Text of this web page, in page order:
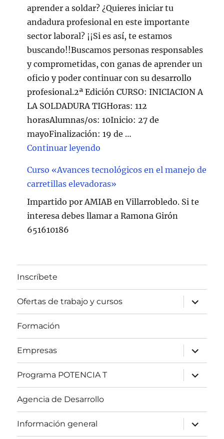
aprender a soldar? ¿Quieres iniciar tu
andadura profesional en este importante
sector laboral? ¡¡Si es así, te estamos
buscando!!Buscamos personas responsables
y comprometidas, con ganas de aprender un
oficio y poder continuar con su desarrollo
profesional.2ª Edición CURSO: INICIACION A
LA SOLDADURA TIGHoras: 112
horasAlumnas/os: 10Inicio: 27 de
mayoFinalización: 19 de …
Continuar leyendo
Curso «Avances tecnológicos en el manejo de
carretillas elevadoras»
Impartido por AMIAB en Villarrobledo. Si te
interesa debes llamar a Ramona Girón
651610186
Inscríbete
Ofertas de trabajo y cursos
expande
el
menú
Formación
Empresas
expande
el
menú
inferior
Programa POTENCIA T
expande
el
menú
Agencia de Desarrollo
Información general
expande
el
menú